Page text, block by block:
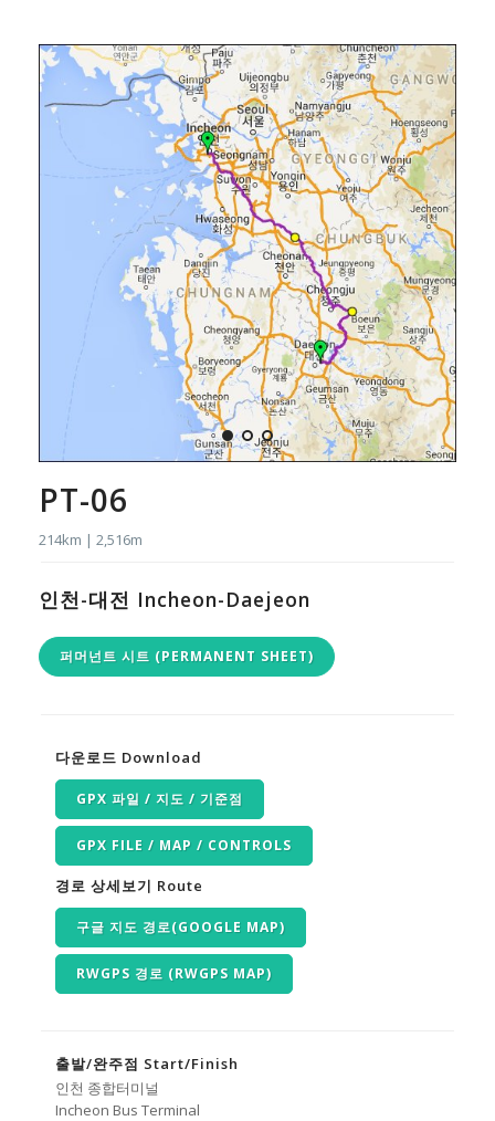
PT-06
214km | 2,516m
인천-대전 Incheon-Daejeon
퍼머넌트 시트 (PERMANENT SHEET)
다운로드 Download
GPX 파일 / 지도 / 기준점
GPX FILE / MAP / CONTROLS
경로 상세보기 Route
구글 지도 경로(GOOGLE MAP)
RWGPS 경로 (RWGPS MAP)
출발/완주점 Start/Finish
인천 종합터미널
Incheon Bus Terminal